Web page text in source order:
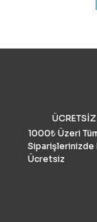
1000₺ Üzeri
Siparişlerinizde
Ücretsiz